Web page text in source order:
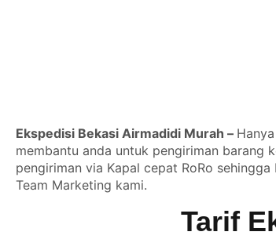
Ekspedisi Bekasi Airmadidi Murah –
membantu anda untuk pengiriman barang
pengiriman via Kapal cepat RoRo
Team Marketing kami.
Tarif